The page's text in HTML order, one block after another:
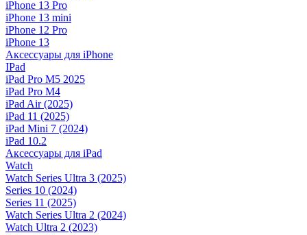
iPhone 13 Pro
iPhone 13 mini
iPhone 12 Pro
iPhone 13
Аксессуары для iPhone
IPad
iPad Pro M5 2025
iPad Pro M4
iPad Air (2025)
iPad 11 (2025)
iPad Mini 7 (2024)
iPad 10.2
Аксессуары для iPad
Watch
Watch Series Ultra 3 (2025)
Series 10 (2024)
Series 11 (2025)
Watch Series Ultra 2 (2024)
Watch Ultra 2 (2023)